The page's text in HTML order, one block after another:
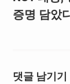
증명 담았
댓글 남기기